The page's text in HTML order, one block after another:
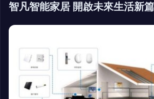
智凡智能家居 開啟未來生活新